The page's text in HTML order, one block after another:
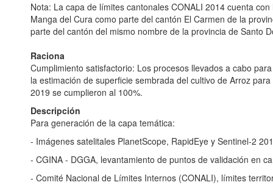
Nota: La capa de límites cantonales CONALI 2014 cuenta
Manga del Cura como parte del cantón El Carmen de la
parte del cantón del mismo nombre de la provincia de Santo
Raciona
Cumplimiento satisfactorio: Los procesos llevados a cabo
la estimación de superficie sembrada del cultivo de Arroz
2019 se cumplieron al 100%.
Descripción
Para generación de la capa temática:
- Imágenes satelitales PlanetScope, RapidEye y Sentinel-2
- CGINA - DGGA, levantamiento de puntos de validación en
- Comité Nacional de Límites Internos (CONALI), límites